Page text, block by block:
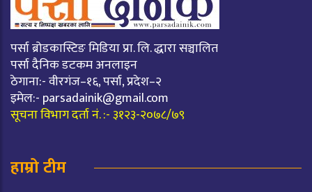
पर्सा ब्रोडकास्टिङ मिडिया प्रा. लि. द्धारा सञ्चालित
पर्सा दैनिक डटकम अनलाइन
ठेगाना:- वीरगंज–१६, पर्सा, प्रदेश–२
इमेल:- parsadainik@gmail.com
सूचना विभाग दर्ता नं. :- ३१२३-२०७८/७९
हाम्रो टीम